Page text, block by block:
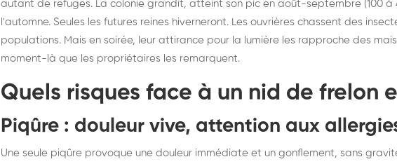
autant de refuges. La colonie grandit, atteint son pic en août-septembre (100 à
l'automne. Seules les futures reines hiverneront. Les ouvrières chassent des
populations. Mais en soirée, leur attirance pour la lumière les rapproche des
moment-là que les propriétaires les remarquent.
Quels risques face à un nid de frelon
Piqûre : douleur vive, attention aux
Une seule piqûre provoque une douleur immédiate et un gonflement, sans